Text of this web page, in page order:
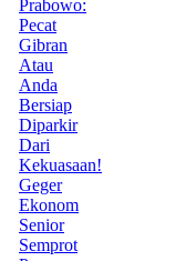
Prabowo:
Pecat
Gibran
Atau
Anda
Bersiap
Diparkir
Dari
Kekuasaan!
Geger
Ekonom
Senior
Semprot